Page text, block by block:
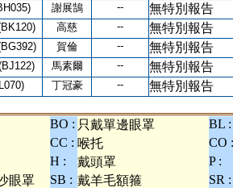
謝展鵠 -- 無特別報告
高慈 -- 無特別報告
賀倫 -- 無特別報告
馬素爾 -- 無特別報告
丁冠豪 -- 無特別報告
BO : 只戴單邊眼罩
BL :
CC : 喉托
CO :
H : 戴頭罩
P :
眼罩 SB : 戴羊毛額箍
SR :